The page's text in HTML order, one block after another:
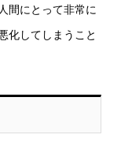
間にとって非常に
化してしまうこと